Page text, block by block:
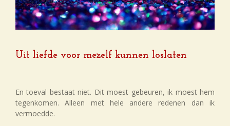
Uit liefde voor mezelf kunnen loslaten
En toeval bestaat niet. Dit moest gebeuren, ik moest hem
tegenkomen. Alleen met hele andere redenen dan ik
vermoedde.